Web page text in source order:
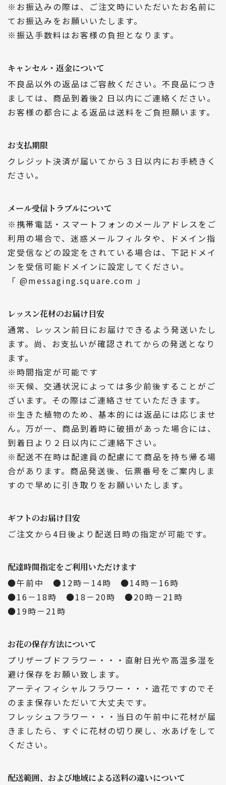
※お振込みの際は、ご注文時にいただいたお名前に
てお振込みをお願いいたします。
※振込手数料はお客様の負担となります。
キャンセル・返金について
不良品以外の返品はご容赦ください。不良品につき
ましては、商品到着後2 日以内にご連絡ください。
お客様の都合による返品は送料をご負担願います。
お支払期限
クレジット決済が届いてから３日以内にお手続きく
ださい。
メール受信トラブルについて
※携帯電話・スマートフォンのメールアドレスをご
利用の場合で、迷惑メールフィルタや、ドメイン指
定受信などの設定をされている場合は、下記ドメイ
ンを受信可能ドメインに設定してください。
「 @messaging.square.com 」
レッスン花材のお届け目安
通常、レッスン前日にお届けできるよう発送いたし
ます。尚、お支払いが確認されてからの発送となり
ます。
※時間指定が可能です
※天候、交通状況によっては多少前後することがご
ざいます。その際はご連絡させていただきます。
※生きた植物のため、基本的には返品には応じませ
ん。万が一、商品到着時に破損があった場合には、
到着日より２日以内にご連絡下さい。
※配送不在時は配達員の配慮にて商品を持ち帰る場
合があります。商品発送後、伝票番号をご案内しま
すので早めに引き取りをお願いいたします。
ギフトのお届け目安
ご注文から4日後より配送日時の指定が可能です。
配達時間指定をご利用いただけます
●午前中 ●12時－14時 ●14時－16時
●16－18時 ●18－20時 ●20時－21時
●19時－21時
お花の保存方法について
プリザーブドフラワー・・・直射日光や高温多湿を
避け保存をお願い致します。
アーティフィシャルフラワー・・・造花ですのでそ
のまま保存いただいて大丈夫です。
フレッシュフラワー・・・当日の午前中に花材が届
きましたら、すぐに花材の切り戻し、水あげをして
ください。
配送範囲、および地域による送料の違いについて